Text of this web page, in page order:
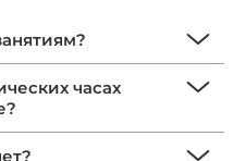
часах